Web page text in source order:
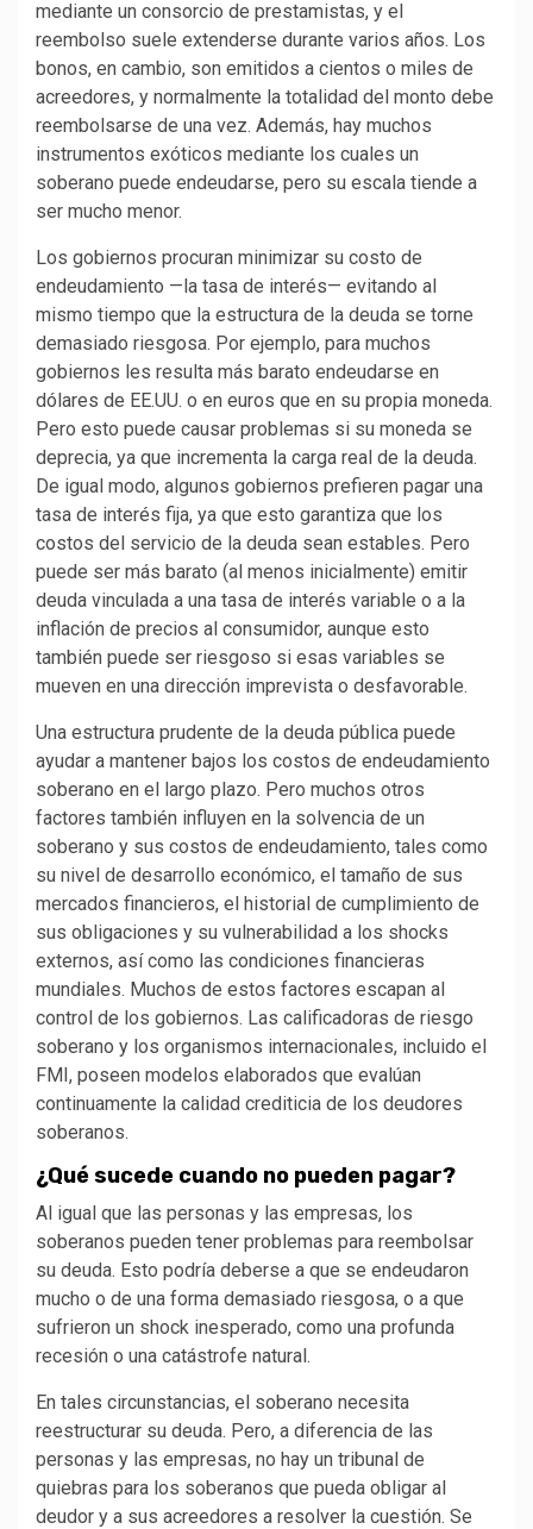
mediante un consorcio de prestamistas, y el
reembolso suele extenderse durante varios años. Los
bonos, en cambio, son emitidos a cientos o miles de
acreedores, y normalmente la totalidad del monto debe
reembolsarse de una vez. Además, hay muchos
instrumentos exóticos mediante los cuales un
soberano puede endeudarse, pero su escala tiende a
ser mucho menor.
Los gobiernos procuran minimizar su costo de
endeudamiento —la tasa de interés— evitando al
mismo tiempo que la estructura de la deuda se torne
demasiado riesgosa. Por ejemplo, para muchos
gobiernos les resulta más barato endeudarse en
dólares de EE.UU. o en euros que en su propia moneda.
Pero esto puede causar problemas si su moneda se
deprecia, ya que incrementa la carga real de la deuda.
De igual modo, algunos gobiernos prefieren pagar una
tasa de interés fija, ya que esto garantiza que los
costos del servicio de la deuda sean estables. Pero
puede ser más barato (al menos inicialmente) emitir
deuda vinculada a una tasa de interés variable o a la
inflación de precios al consumidor, aunque esto
también puede ser riesgoso si esas variables se
mueven en una dirección imprevista o desfavorable.
Una estructura prudente de la deuda pública puede
ayudar a mantener bajos los costos de endeudamiento
soberano en el largo plazo. Pero muchos otros
factores también influyen en la solvencia de un
soberano y sus costos de endeudamiento, tales como
su nivel de desarrollo económico, el tamaño de sus
mercados financieros, el historial de cumplimiento de
sus obligaciones y su vulnerabilidad a los shocks
externos, así como las condiciones financieras
mundiales. Muchos de estos factores escapan al
control de los gobiernos. Las calificadoras de riesgo
soberano y los organismos internacionales, incluido el
FMI, poseen modelos elaborados que evalúan
continuamente la calidad crediticia de los deudores
soberanos.
¿Qué sucede cuando no pueden pagar?
Al igual que las personas y las empresas, los
soberanos pueden tener problemas para reembolsar
su deuda. Esto podría deberse a que se endeudaron
mucho o de una forma demasiado riesgosa, o a que
sufrieron un shock inesperado, como una profunda
recesión o una catástrofe natural.
En tales circunstancias, el soberano necesita
reestructurar su deuda. Pero, a diferencia de las
personas y las empresas, no hay un tribunal de
quiebras para los soberanos que pueda obligar al
deudor y a sus acreedores a resolver la cuestión. Se